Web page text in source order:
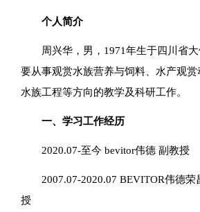
个人简介
周兴华，男，1971年生于四川省
要从事观赏水族营养与饲料、水产观赏
水族工程等方向的教学及科研工作。
一、学习工作经历
2020.07-至今 bevitor伟德 副教授
2007.07-2020.07 BEVITOR伟德
授